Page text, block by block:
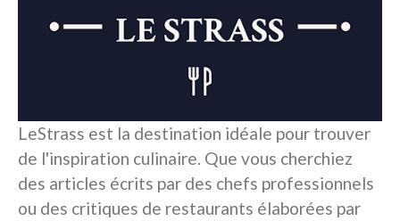
LeStrass est la destination idéale pour trouver
de l'inspiration culinaire. Que vous cherchiez
des articles écrits par des chefs professionnels
ou des critiques de restaurants élaborées par